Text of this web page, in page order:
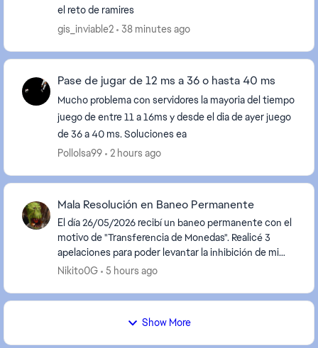
el reto de ramires
gis_inviable2
38 minutes ago
Pase de jugar de 12 ms a 36 o hasta 40 ms
Mucho problema con servidores la mayoria del tiempo
juego de entre 11 a 16ms y desde el dia de ayer juego
de 36 a 40 ms. Soluciones ea
Pollolsa99
2 hours ago
Mala Resolución en Baneo Permanente
El día 26/05/2026 recibí un baneo permanente con el
motivo de "Transferencia de Monedas". Realicé 3
apelaciones para poder levantar la inhibición de mi
cuenta de EA Fc 26, todas con un resultado ne...
Nikito0G 5 hours ago
Show More